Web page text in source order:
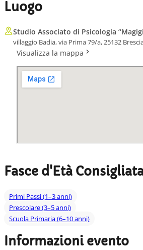
Luogo
Studio Associato di Psicologia
villaggio Badia, via Prima 79/a, 25132
Visualizza la mappa
Fasce d'Età
Primi Passi (1–3 anni)
Prescolare (3–5 anni)
Scuola Primaria (6–10 anni)
Informazioni evento